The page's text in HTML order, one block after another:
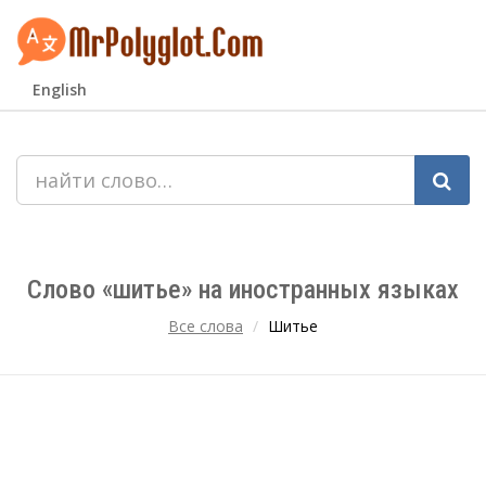
English
Слово «шитье» на иностранных языках
Все слова Шитье